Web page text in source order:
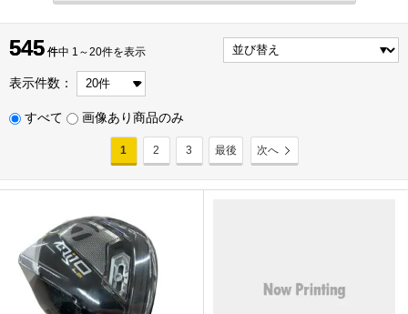
545 件
545 件中 1～20件を表示
表示件数：
すべて 画像あり商品のみ
1 2 3 最後 次へ